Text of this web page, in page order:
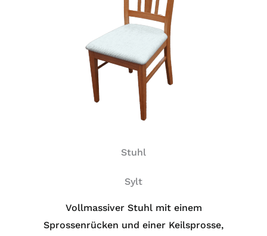
Stuhl
Sylt
Vollmassiver Stuhl mit einem
Sprossenrücken und einer Keilsprosse,